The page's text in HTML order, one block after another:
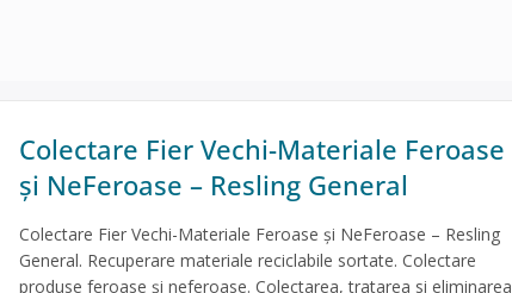
Colectare Fier Vechi-Materiale Feroase
și NeFeroase – Resling General
Colectare Fier Vechi-Materiale Feroase și NeFeroase – Resling
General. Recuperare materiale reciclabile sortate. Colectare
produse feroase și neferoase. Colectarea, tratarea si eliminarea